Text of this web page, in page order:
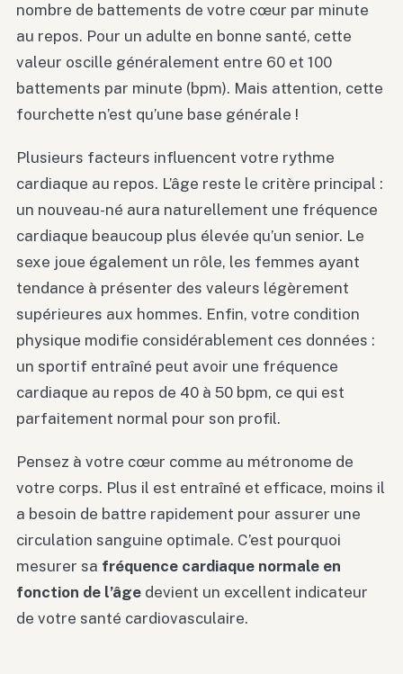
nombre de battements de votre cœur par minute
au repos. Pour un adulte en bonne santé, cette
valeur oscille généralement entre 60 et 100
battements par minute (bpm). Mais attention, cette
fourchette n’est qu’une base générale !
Plusieurs facteurs influencent votre rythme
cardiaque au repos. L’âge reste le critère principal :
un nouveau-né aura naturellement une fréquence
cardiaque beaucoup plus élevée qu’un senior. Le
sexe joue également un rôle, les femmes ayant
tendance à présenter des valeurs légèrement
supérieures aux hommes. Enfin, votre condition
physique modifie considérablement ces données :
un sportif entraîné peut avoir une fréquence
cardiaque au repos de 40 à 50 bpm, ce qui est
parfaitement normal pour son profil.
Pensez à votre cœur comme au métronome de
votre corps. Plus il est entraîné et efficace, moins il
a besoin de battre rapidement pour assurer une
circulation sanguine optimale. C’est pourquoi
mesurer sa fréquence cardiaque normale en
fonction de l’âge devient un excellent indicateur
de votre santé cardiovasculaire.